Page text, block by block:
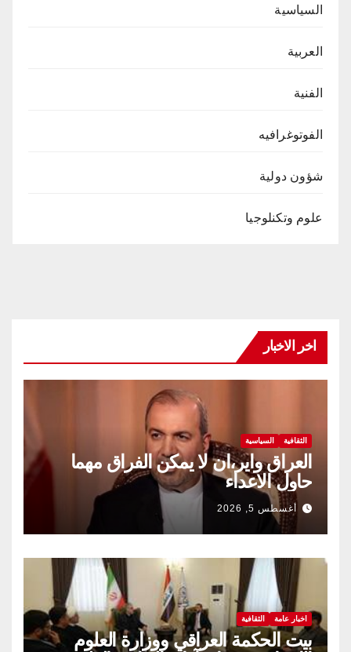
السياسية
العربية
الفنية
الفوتوغرافيه
شؤون دولية
علوم وتكنلوجيا
اخر الاخبار
الثقافية السياسية
العراق واير،ان لا يمكن الفراق مهما
حاول الاعداء
أغسطس 5, 2026
اخبار عامة الثقافية
بيت الحكمة العراقي ووزارة العلوم